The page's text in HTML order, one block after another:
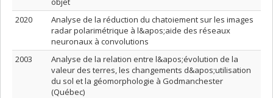
2020
Analyse de la réduction du chatoiement sur les images
radar polarimétrique à l&apos;aide des réseaux
neuronaux à convolutions
2003
Analyse de la relation entre l&apos;évolution de la
valeur des terres, les changements d&apos;utilisation
du sol et la géomorphologie à Godmanchester
(Québec)